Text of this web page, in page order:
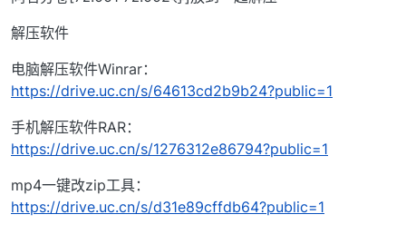
解压软件
电脑解压软件Winrar：
https://drive.uc.cn/s/64613cd2b9b24?public=1
手机解压软件RAR：
https://drive.uc.cn/s/1276312e86794?public=1
mp4一键改zip工具：
https://drive.uc.cn/s/d31e89cffdb64?public=1